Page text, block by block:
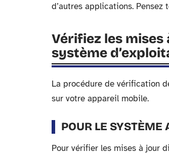
d’autres applications. Pensez
Vérifiez les
système
La procédure de vérification
sur votre appareil mobile.
POUR LE SYSTÈME
Pour vérifier les mises à jour